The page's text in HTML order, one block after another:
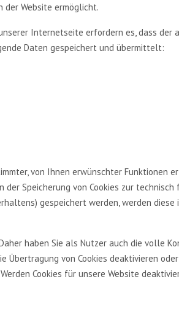
der Website ermöglicht.
Internetseite erfordern es, dass der
Daten gespeichert und übermittelt:
von Ihnen erwünschter Funktionen
Speicherung von Cookies zur
gespeichert werden, werden diese
haben Sie als Nutzer auch die volle
Übertragung von Cookies deaktivieren
Cookies für unsere Website